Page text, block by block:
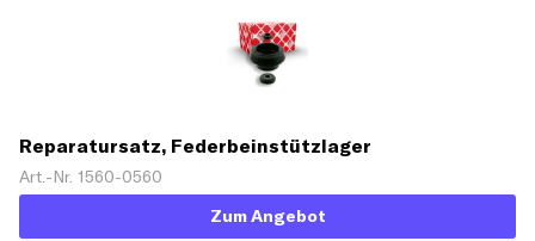
Reparatursatz, Federbeinstützlager
Art.-Nr. 1560-0560
Zum Angebot